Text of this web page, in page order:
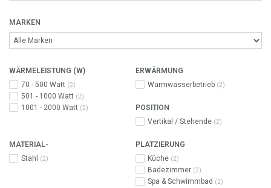
MARKEN
WÄRMELEISTUNG (W)
70 - 500 Watt (2)
501 - 1000 Watt (2)
1001 - 2000 Watt (2)
ERWÄRMUNG
Warmwasserbetrieb (2)
POSITION
Vertikal / Stehende (2)
MATERIAL-
Stahl
(2)
PLATZIERUNG
Küche (2)
Badezimmer (2)
Spa & Schwimmbad (2)